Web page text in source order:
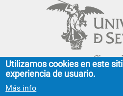
Cinco
Utilizamos cookies en este
experiencia de usuario.
Más info